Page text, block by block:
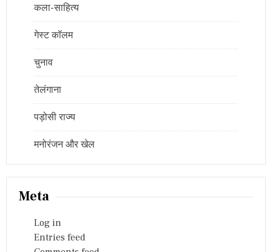
कला-साहित्य
गेस्ट कॉलम
चुनाव
तेलंगाना
पड़ोसी राज्य
मनोरंजन और खेल
Meta
Log in
Entries feed